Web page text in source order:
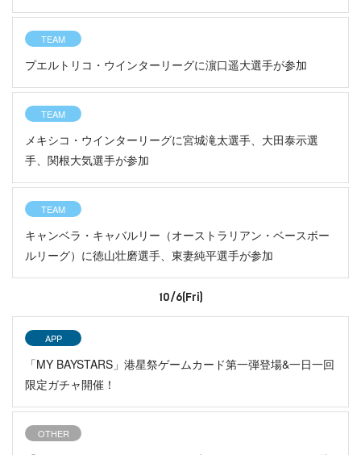
TEAM
プエルトリコ・ウインターリーグに濵口遥大選手が参加
TEAM
メキシコ・ウインターリーグに宮城滝太選手、大田泰示選
手、関根大気選手が参加
TEAM
キャンベラ・キャバルリー（オーストラリアン・ベースボー
ルリーグ）に徳山壮磨選手、東妻純平選手が参加
10/6(Fri)
APP
「MY BAYSTARS」港星祭ゲームカード第一弾登場&一日一回
限定ガチャ開催！
OTHER